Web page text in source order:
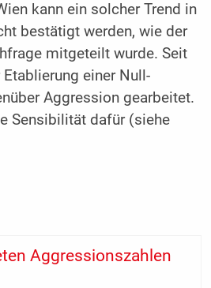
kann ein solcher Trend in
bestätigt werden, wie der
mitgeteilt wurde. Seit
einer Null-
Aggression gearbeitet.
Sensibilität dafür (siehe
Aggressionszahlen